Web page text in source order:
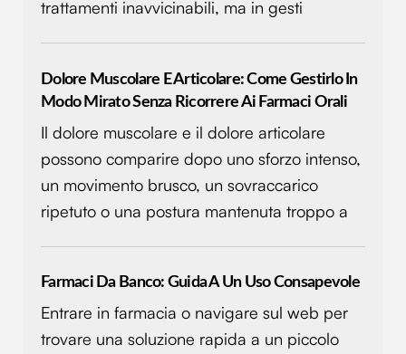
nostri partner che si occupano di analisi dei dati web,
raccolto dal tuo utilizzo dei loro servizi.
trattamenti inavvicinabili, ma in gesti
Dolore Muscolare E Articolare: Come Gestirlo In
Modo Mirato Senza Ricorrere Ai Farmaci Orali
Il dolore muscolare e il dolore articolare
possono comparire dopo uno sforzo intenso,
un movimento brusco, un sovraccarico
ripetuto o una postura mantenuta troppo a
Farmaci Da Banco: Guida A Un Uso Consapevole
Entrare in farmacia o navigare sul web per
trovare una soluzione rapida a un piccolo